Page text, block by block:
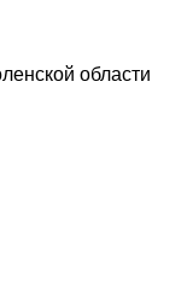
области